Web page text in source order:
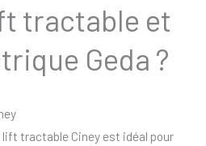
tractable et
Geda ?
tractable Ciney est idéal pour